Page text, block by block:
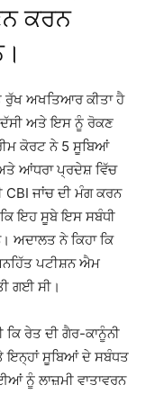
ਕਰਨ
ਰੁੱਖ ਅਖਤਿਆਰ ਕੀਤਾ ਹੈ
ਦੱਸੀ ਅਤੇ ਇਸ ਨੂੰ ਰੋਕਣ
ਕੋਰਟ ਨੇ 5 ਸੂਬਿਆਂ
ਆਂਧਰਾ ਪ੍ਰਦੇਸ਼ ਵਿੱਚ
CBI ਜਾਂਚ ਦੀ ਮੰਗ ਕਰਨ
ਇਹ ਸੂਬੇ ਇਸ ਸਬੰਧੀ
ਅਦਾਲਤ ਨੇ ਕਿਹਾ ਕਿ
ਪਟੀਸ਼ਨ ਐਮ
ਗਈ ਸੀ।
ਰੇਤ ਦੀ ਗੈਰ-ਕਾਨੂੰਨੀ
ਇਨ੍ਹਾਂ ਸੂਬਿਆਂ ਦੇ ਸਬੰਧਤ
ਨੂੰ ਲਾਜ਼ਮੀ ਵਾਤਾਵਰਨ